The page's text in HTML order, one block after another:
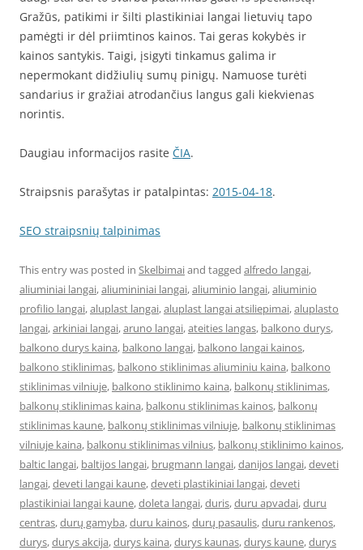
Gražūs, patikimi ir šilti plastikiniai langai lietuvių tapo
pamėgti ir dėl priimtinos kainos. Tai geras kokybės ir
kainos santykis. Taigi, įsigyti tinkamus galima ir
nepermokant didžiulių sumų pinigų. Namuose turėti
sandarius ir gražiai atrodančius langus gali kiekvienas
norintis.
Daugiau informacijos rasite ČIA.
Straipsnis parašytas ir patalpintas: 2015-04-18.
SEO straipsnių talpinimas
This entry was posted in Skelbimaiand tagged alfredo langai,
aliuminiai langai,aliumininiai langai,aliuminio langai,aliuminio
profilio langai,aluplast langai,aluplast langai atsiliepimai,aluplasto
langai,arkiniai langai,aruno langai,ateities langas, balkono durys,
balkono durys kaina, balkono langai, balkono langai kainos,
balkono stiklinimas, balkono stiklinimas aliuminiu kaina, balkono
stiklinimas vilniuje, balkono stiklinimo kaina, balkonų stiklinimas,
balkonų stiklinimas kaina, balkonu stiklinimas kainos, balkonų
stiklinimas kaune, balkonų stiklinimas vilniuje, balkonų stiklinimas
vilniuje kaina, balkonu stiklinimas vilnius, balkonų stiklinimo kainos,
baltic langai, baltijos langai, brugmann langai,danijos langai,deveti
langai,deveti langai kaune,deveti plastikiniai langai,deveti
plastikiniai langai kaune,doleta langai,duris,duru apvadai,duru
centras,durų gamyba,duru kainos,durų pasaulis,duru rankenos,
durys,durys akcija,durys kaina,durys kaunas,durys kaune,durys